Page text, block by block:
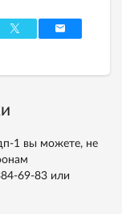
1 вы можете, не
69-83 или